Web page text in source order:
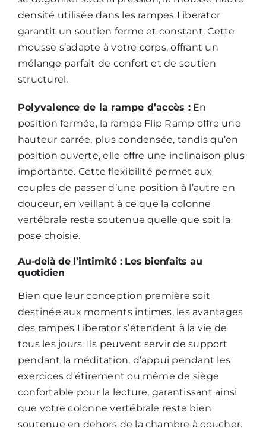
densité utilisée dans les rampes Liberator
garantit un soutien ferme et constant. Cette
mousse s’adapte à votre corps, offrant un
mélange parfait de confort et de soutien
structurel.
Polyvalence de la rampe d’accès :En
position fermée, la rampe Flip Ramp offre une
hauteur carrée, plus condensée, tandis qu’en
position ouverte, elle offre une inclinaison plus
importante. Cette flexibilité permet aux
couples de passer d’une position à l’autre en
douceur, en veillant à ce que la colonne
vertébrale reste soutenue quelle que soit la
pose choisie.
Au-delà de l’intimité : Les bienfaits au
quotidien
Bien que leur conception première soit
destinée aux moments intimes, les avantages
des rampes Liberator s’étendent à la vie de
tous les jours. Ils peuvent servir de support
pendant la méditation, d’appui pendant les
exercices d’étirement ou même de siège
confortable pour la lecture, garantissant ainsi
que votre colonne vertébrale reste bien
soutenue en dehors de la chambre à coucher.